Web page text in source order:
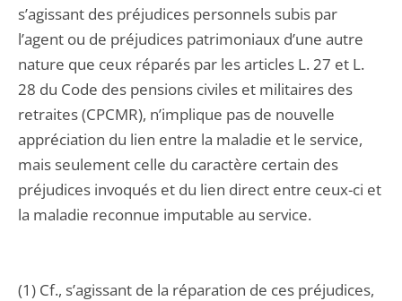
s’agissant des préjudices personnels subis par
l’agent ou de préjudices patrimoniaux d’une autre
nature que ceux réparés par les articles L. 27 et L.
28 du Code des pensions civiles et militaires des
retraites (CPCMR), n’implique pas de nouvelle
appréciation du lien entre la maladie et le service,
mais seulement celle du caractère certain des
préjudices invoqués et du lien direct entre ceux-ci et
la maladie reconnue imputable au service.
(1) Cf., s’agissant de la réparation de ces préjudices,